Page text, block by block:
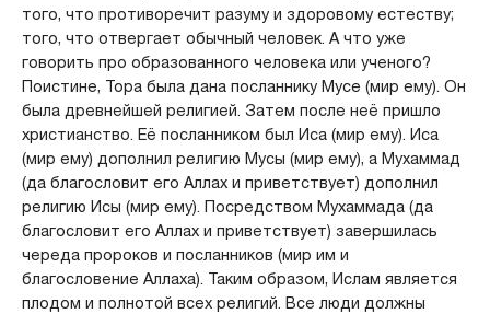
того, что противоречит разуму и здоровому естеству;
того, что отвергает обычный человек. А что уже
говорить про образованного человека или ученого?
Поистине, Тора была дана посланнику Мусе (мир ему). Он
была древнейшей религией. Затем после неё пришло
христианство. Её посланником был Иса (мир ему). Иса
(мир ему) дополнил религию Мусы (мир ему), а Мухаммад
(да благословит его Аллах и приветствует) дополнил
религию Исы (мир ему). Посредством Мухаммада (да
благословит его Аллах и приветствует) завершилась
череда пророков и посланников (мир им и
благословение Аллаха). Таким образом, Ислам является
плодом и полнотой всех религий. Все люди должны